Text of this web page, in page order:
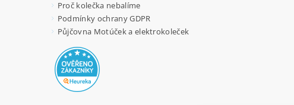
Proč kolečka nebalíme
Podmínky ochrany GDPR
Půjčovna Motúček a elektrokoleček